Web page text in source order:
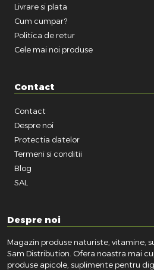
Livrare si plata
Cum cumpar?
Politica de retur
Cele mai noi produse
Contact
Contact
Despre noi
Protectia datelor
Termeni si conditii
Blog
SAL
Despre noi
Magazin produse naturiste, vitamine,
Sam Distribution. Ofera noastra mai
produse apicole, suplimente pentru